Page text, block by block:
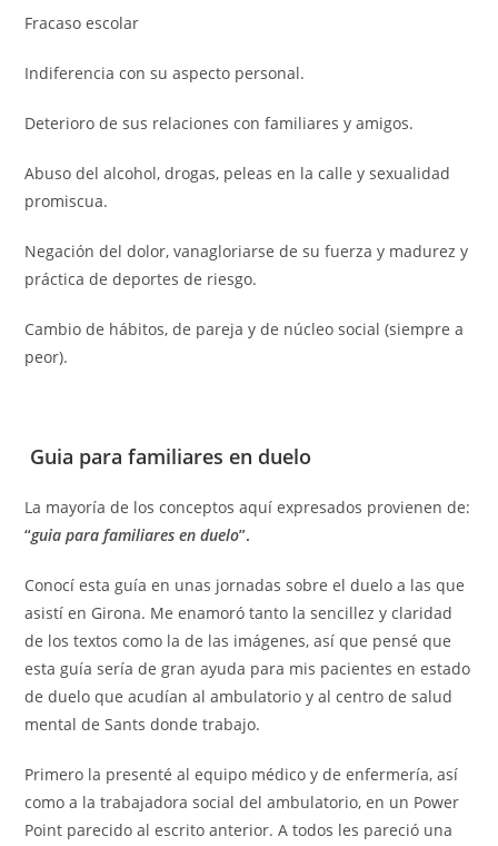
Fracaso escolar
Indiferencia con su aspecto personal.
Deterioro de sus relaciones con familiares y amigos.
Abuso del alcohol, drogas, peleas en la calle y sexualidad
promiscua.
Negación del dolor, vanagloriarse de su fuerza y madurez y
práctica de deportes de riesgo.
Cambio de hábitos, de pareja y de núcleo social (siempre a
peor).
Guia para familiares en duelo
La mayoría de los conceptos aquí expresados provienen de:
“guia para familiares en duelo”.
Conocí esta guía en unas jornadas sobre el duelo a las que
asistí en Girona. Me enamoró tanto la sencillez y claridad
de los textos como la de las imágenes, así que pensé que
esta guía sería de gran ayuda para mis pacientes en estado
de duelo que acudían al ambulatorio y al centro de salud
mental de Sants donde trabajo.
Primero la presenté al equipo médico y de enfermería, así
como a la trabajadora social del ambulatorio, en un Power
Point parecido al escrito anterior. A todos les pareció una